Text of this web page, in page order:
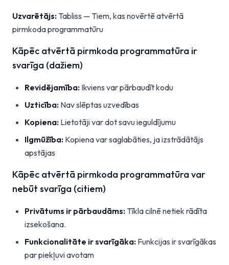
Uzvarētājs: Tabliss — Tiem, kas novērtē atvērtā
pirmkoda programmatūru
Kāpēc atvērtā pirmkoda programmatūra ir
svarīga (dažiem)
Revidējamība: Ikviens var pārbaudīt kodu
Uzticība: Nav slēptas uzvedības
Kopiena: Lietotāji var dot savu ieguldījumu
Ilgmūžība: Kopiena var saglabāties, ja izstrādātājs
apstājas
Kāpēc atvērtā pirmkoda programmatūra var
nebūt svarīga (citiem)
Privātums ir pārbaudāms: Tīkla cilnē netiek rādīta
izsekošana.
Funkcionalitāte ir svarīgāka: Funkcijas ir svarīgākas
par piekļuvi avotam